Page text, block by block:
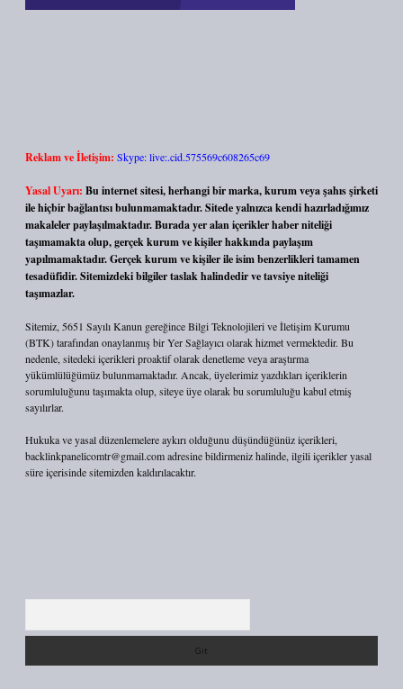
Reklam ve İletişim: Skype: live:.cid.575569c608265c69
Yasal Uyarı: Bu internet sitesi, herhangi bir marka, kurum veya şahıs şirketi
ile hiçbir bağlantısı bulunmamaktadır. Sitede yalnızca kendi hazırladığımız
makaleler paylaşılmaktadır. Burada yer alan içerikler haber niteliği
taşımamakta olup, gerçek kurum ve kişiler hakkında paylaşım
yapılmamaktadır. Gerçek kurum ve kişiler ile isim benzerlikleri tamamen
tesadüfidir. Sitemizdeki bilgiler taslak halindedir ve tavsiye niteliği
taşımazlar.
Sitemiz, 5651 Sayılı Kanun gereğince Bilgi Teknolojileri ve İletişim Kurumu
(BTK) tarafından onaylanmış bir Yer Sağlayıcı olarak hizmet vermektedir. Bu
nedenle, sitedeki içerikleri proaktif olarak denetleme veya araştırma
yükümlülüğümüz bulunmamaktadır. Ancak, üyelerimiz yazdıkları içeriklerin
sorumluluğunu taşımakta olup, siteye üye olarak bu sorumluluğu kabul etmiş
sayılırlar.
Hukuka ve yasal düzenlemelere aykırı olduğunu düşündüğünüz içerikleri,
backlinkpanelicomtr@gmail.comadresine bildirmeniz halinde, ilgili içerikler yasal
süre içerisinde sitemizden kaldırılacaktır.